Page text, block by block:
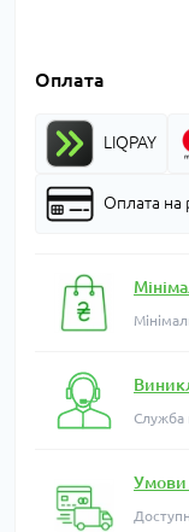
Оплата
LIQPAY
Оплата на
Служба
Умови